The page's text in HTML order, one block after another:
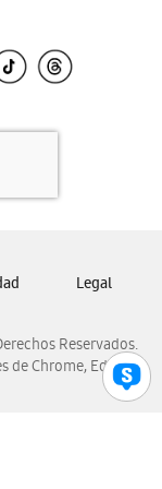
Reservados.
de Chrome, Edge,
Legal